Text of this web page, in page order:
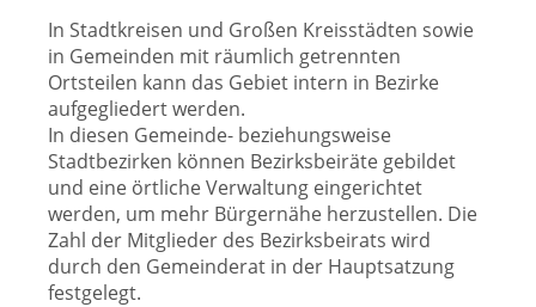
In Stadtkreisen und Großen Kreisstädten sowie
in Gemeinden mit räumlich getrennten
Ortsteilen kann das Gebiet intern in Bezirke
aufgegliedert werden.
In diesen Gemeinde- beziehungsweise
Stadtbezirken können Bezirksbeiräte gebildet
und eine örtliche Verwaltung eingerichtet
werden, um mehr Bürgernähe herzustellen. Die
Zahl der Mitglieder des Bezirksbeirats wird
durch den Gemeinderat in der Hauptsatzung
festgelegt.